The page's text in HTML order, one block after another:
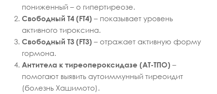
пониженный – о гипертиреозе.
Свободный Т4 (FT4) – показывает уровень
активного тироксина.
Свободный Т3 (FT3) – отражает активную форму
гормона.
Антитела к тиреопероксидазе (АТ-ТПО) –
помогают выявить аутоиммунный тиреоидит
(болезнь Хашимото).